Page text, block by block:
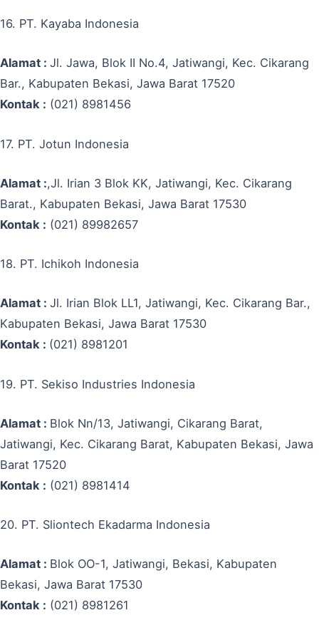
16. PT. Kayaba Indonesia
Alamat : Jl. Jawa, Blok II No.4, Jatiwangi, Kec. Cikarang
Bar., Kabupaten Bekasi, Jawa Barat 17520
Kontak : (021) 8981456
17. PT. Jotun Indonesia
Alamat :,Jl. Irian 3 Blok KK, Jatiwangi, Kec. Cikarang
Barat., Kabupaten Bekasi, Jawa Barat 17530
Kontak : (021) 89982657
18. PT. Ichikoh Indonesia
Alamat : Jl. Irian Blok LL1, Jatiwangi, Kec. Cikarang Bar.,
Kabupaten Bekasi, Jawa Barat 17530
Kontak : (021) 8981201
19. PT. Sekiso Industries Indonesia
Alamat : Blok Nn/13, Jatiwangi, Cikarang Barat,
Jatiwangi, Kec. Cikarang Barat, Kabupaten Bekasi, Jawa
Barat 17520
Kontak : (021) 8981414
20. PT. Sliontech Ekadarma Indonesia
Alamat : Blok OO-1, Jatiwangi, Bekasi, Kabupaten
Bekasi, Jawa Barat 17530
Kontak : (021) 8981261